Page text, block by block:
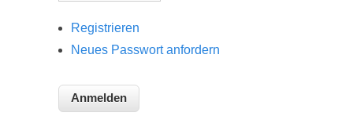
Registrieren
Neues Passwort anfordern